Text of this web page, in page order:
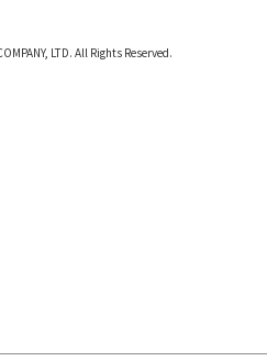
LTD. All Rights Reserved.